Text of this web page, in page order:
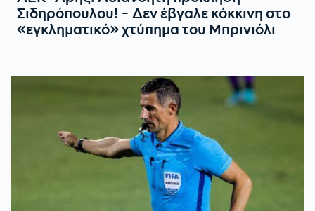
Σιδηρόπουλου! - Δεν έβγαλε κόκκινη στο
«εγκληματικό» χτύπημα του Μπρινιόλι